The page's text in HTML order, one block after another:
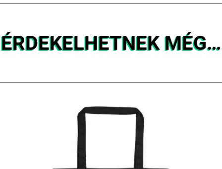
ÉRDEKELHETNEK MÉG…